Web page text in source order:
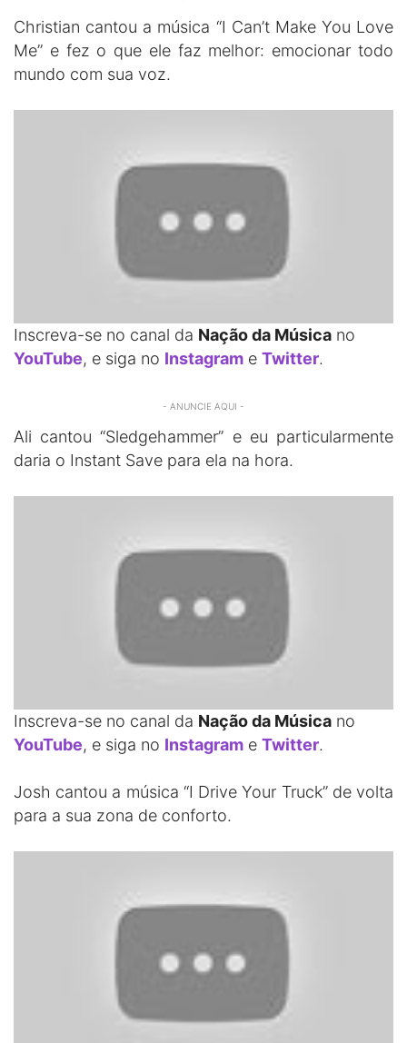
Christian cantou a música “I Can’t Make You Love
Me” e fez o que ele faz melhor: emocionar todo
mundo com sua voz.
Inscreva-se no canal da Nação da Música no
YouTube, e siga no Instagram e Twitter.
- ANUNCIE AQUI -
Ali cantou “Sledgehammer” e eu particularmente
daria o Instant Save para ela na hora.
Inscreva-se no canal da Nação da Música no
YouTube, e siga no Instagram e Twitter.
Josh cantou a música “I Drive Your Truck” de volta
para a sua zona de conforto.